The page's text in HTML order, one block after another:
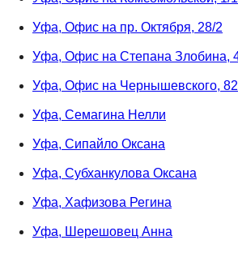
Уфа, Офис на пр. Октября, 28/2
Уфа, Офис на Степана Злобина,
Уфа, Офис на Чернышевского, 82
Уфа, Семагина Нелли
Уфа, Сипайло Оксана
Уфа, Субханкулова Оксана
Уфа, Хафизова Регина
Уфа, Шерешовец Анна